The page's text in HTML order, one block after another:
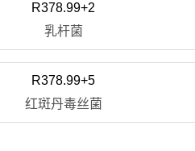
R378.99+2
乳杆菌
R378.99+5
红斑丹毒丝菌